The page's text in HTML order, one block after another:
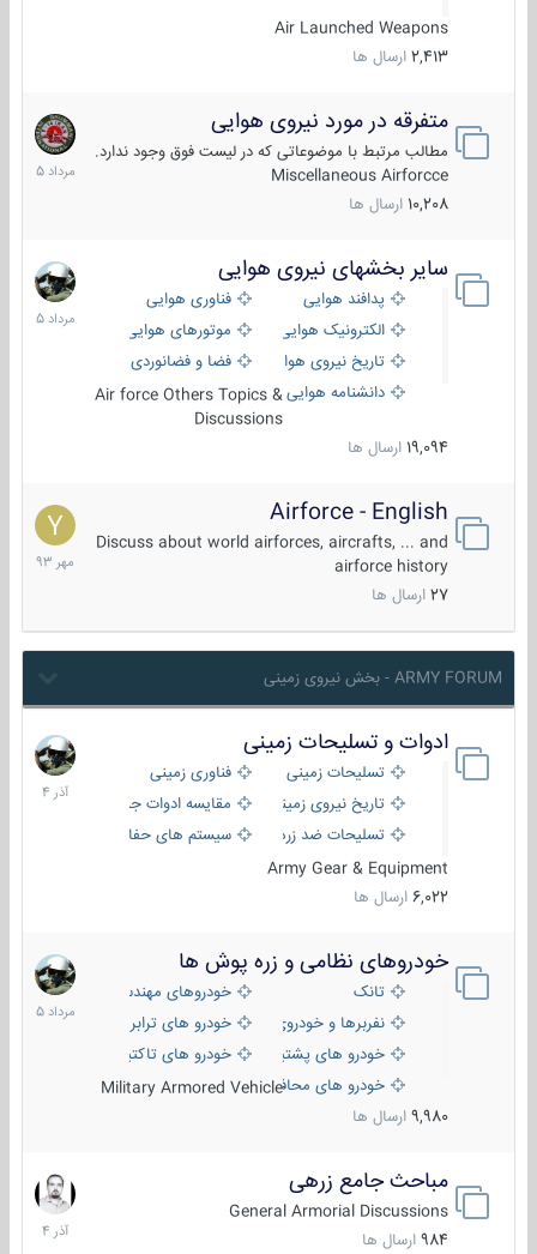
Air Launched Weapons
2,413 ارسال ها
متفرقه در مورد نیروی هوایی
مطالب مرتبط با موضوعاتی که در لیست فوق وجود ندارد.
Miscellaneous Airforcce
10,208 ارسال ها
7
مرداد
1405
سایر بخشهای نیروی هوایی
پدافند هوایی
فناوری هوایی
الکترونیک هوایی
موتورهای هوایی
تاریخ نیروی هوایی
فضا و فضانوردی
دانشنامه هواییAir force Others Topics &
Discussions
19,094 ارسال ها
2
مرداد
1405
Airforce - English
Discuss about world airforces, aircrafts, ... and
airforce history
27 ارسال ها
15
مهر
1393
ARMY FORUM - بخش نیروی زمینی
ادوات و تسلیحات زمینی
تسلیحات زمینی
فناوری زمینی
تاریخ نیروی زمینی
مقایسه ادوات جنگی
تسلیحات ضد زره
سیستم های حفاظت فعال
Army Gear & Equipment
6,022 ارسال ها
21
آذر
1404
خودروهای نظامی و زره پوش ها
تانک
خودروهای مهندسی
نفربرها و خودروی های رزمی پیاده نظام
خودرو های ترابری نظامی
خودرو های پشتیبانی آتش ، شناسایی و ضد تانک
خودرو های تاکتیکی نظامی
خودرو های محافظت شدهMilitary Armored Vehicle
9,980 ارسال ها
2
مرداد
1405
مباحث جامع زرهی
General Armorial Discussions
984 ارسال ها
7
آذر
1404